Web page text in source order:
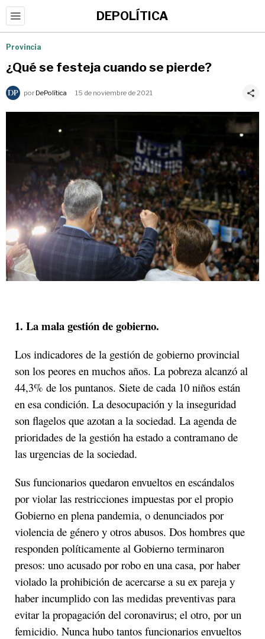
DEPOLÍTICA
Provincia
¿Qué se festeja cuando se pierde?
por DePolítica 15 de noviembre de 2021
1. La mala gestión de gobierno.
Los indicadores de la gestión de gobierno provincial
son los peores en muchos años. La pobreza alcanzó al
44,3% de los puntanos. Siete de cada 10 niños están
en esa condición. La desocupación y la inseguridad
son flagelos que azotan a la sociedad. La agenda de
prioridades de la gestión ha estado a contramano de
las urgencias de la sociedad.
Sus funcionarios quedaron envueltos en escándalos
por violar las restricciones impuestas por el propio
Gobierno en plena pandemia, o denunciados por
violencia de género y otros abusos. Dos hombres que
responden políticamente al Gobierno terminaron
presos: uno acusado por robo en una casa, por haber
violado la prohibición de acercarse a su ex pareja y
haber incumplido con las medidas preventivas para
evitar la propagación del coronavirus; el otro, por un
femicidio. Nunca hubo tantos funcionarios envueltos